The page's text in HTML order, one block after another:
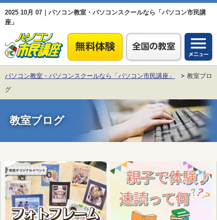
2025 10月 07｜パソコン教室・パソコンスクールなら「パソコン市民講
座」
パソコン教室・パソコンスクールなら「パソコン市民講座」
教室ブロ
グ
教室ブログ